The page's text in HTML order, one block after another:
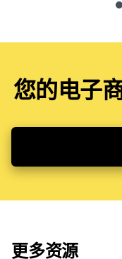
您的电子
更多资源